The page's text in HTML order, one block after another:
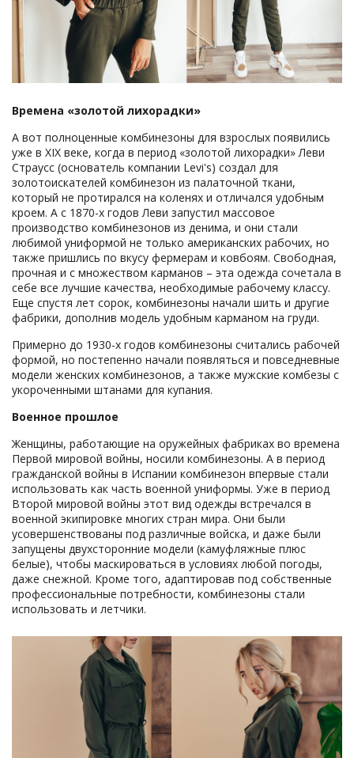
Времена «золотой лихорадки»
А вот полноценные комбинезоны для взрослых появились
уже в XIX веке, когда в период «золотой лихорадки» Леви
Страусс (основатель компании Levi's) создал для
золотоискателей комбинезон из палаточной ткани,
который не протирался на коленях и отличался удобным
кроем. А с 1870-х годов Леви запустил массовое
производство комбинезонов из денима, и они стали
любимой униформой не только американских рабочих, но
также пришлись по вкусу фермерам и ковбоям. Свободная,
прочная и с множеством карманов – эта одежда сочетала в
себе все лучшие качества, необходимые рабочему классу.
Еще спустя лет сорок, комбинезоны начали шить и другие
фабрики, дополнив модель удобным карманом на груди.
Примерно до 1930-х годов комбинезоны считались рабочей
формой, но постепенно начали появляться и повседневные
модели женских комбинезонов, а также мужские комбезы с
укороченными штанами для купания.
Военное прошлое
Женщины, работающие на оружейных фабриках во времена
Первой мировой войны, носили комбинезоны. А в период
гражданской войны в Испании комбинезон впервые стали
использовать как часть военной униформы. Уже в период
Второй мировой войны этот вид одежды встречался в
военной экипировке многих стран мира. Они были
усовершенствованы под различные войска, и даже были
запущены двухсторонние модели (камуфляжные плюс
белые), чтобы маскироваться в условиях любой погоды,
даже снежной. Кроме того, адаптировав под собственные
профессиональные потребности, комбинезоны стали
использовать и летчики.